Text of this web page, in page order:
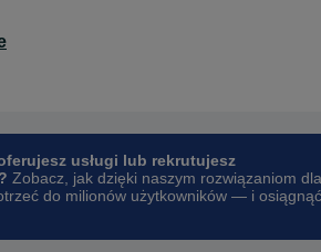
usługi lub rekrutujesz
Zobacz, jak dzięki naszym rozwiązaniom dla
do milionów użytkowników — i osiągnąć